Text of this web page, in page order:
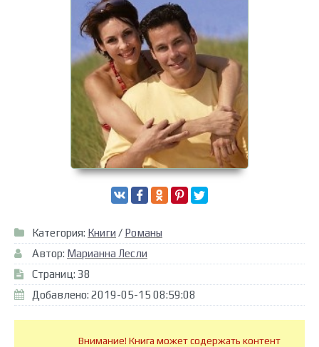
Категория: Книги / Романы
Автор: Марианна Лесли
Страниц: 38
Добавлено: 2019-05-15 08:59:08
Внимание! Книга может содержать контент